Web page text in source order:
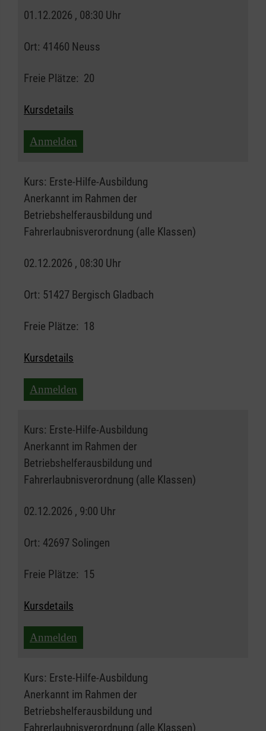
01.12.2026 , 08:30 Uhr
Ort: 41460 Neuss
Freie Plätze: 20
Kursdetails
Anmelden
Kurs: Erste-Hilfe-Ausbildung
Anerkannt im Rahmen der
Betriebshelferausbildung und
Fahrerlaubnisverordnung (alle Klassen)
02.12.2026 , 08:30 Uhr
Ort: 51427 Bergisch Gladbach
Freie Plätze: 18
Kursdetails
Anmelden
Kurs: Erste-Hilfe-Ausbildung
Anerkannt im Rahmen der
Betriebshelferausbildung und
Fahrerlaubnisverordnung (alle Klassen)
02.12.2026 , 9:00 Uhr
Ort: 42697 Solingen
Freie Plätze: 15
Kursdetails
Anmelden
Kurs: Erste-Hilfe-Ausbildung
Anerkannt im Rahmen der
Betriebshelferausbildung und
Fahrerlaubnisverordnung (alle Klassen)